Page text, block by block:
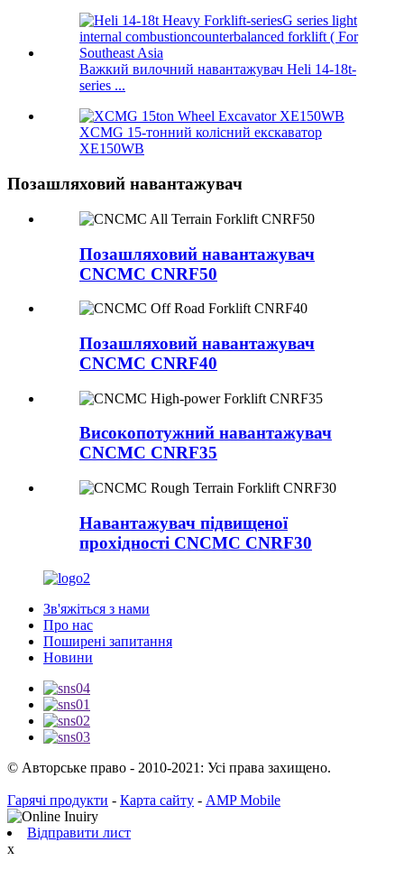
Важкий вилочний навантажувач Heli 14-18t-
series ...
XCMG 15-тонний колісний екскаватор
XE150WB
Позашляховий навантажувач
Позашляховий навантажувач
CNCMC CNRF50
Позашляховий навантажувач
CNCMC CNRF40
Високопотужний навантажувач
CNCMC CNRF35
Навантажувач підвищеної
прохідності CNCMC CNRF30
Зв'яжіться з нами
Про нас
Поширені запитання
Новини
© Авторське право - 2010-2021: Усі права захищено.
Гарячі продукти - Карта сайту - AMP Mobile
Відправити лист
x